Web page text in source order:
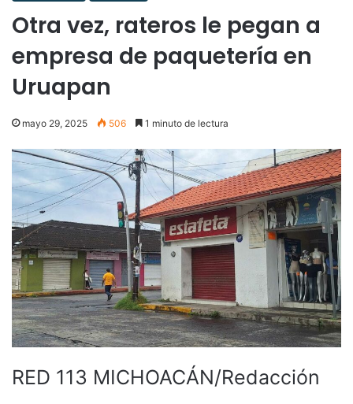
Otra vez, rateros le pegan a
empresa de paquetería en
Uruapan
mayo 29, 2025 506 1 minuto de lectura
RED 113 MICHOACÁN/Redacción